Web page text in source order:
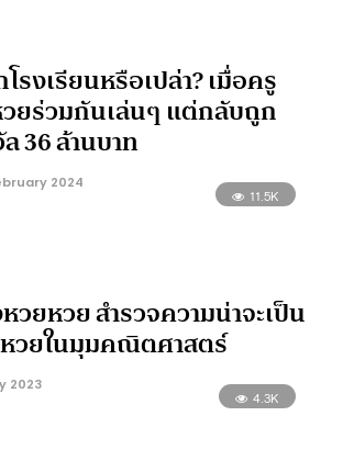
รงเรียนหรือเปล่า? เมื่อครู
ยร่วมกันเล่นๆ แต่กลับถูก
36 ล้านบาท
2024
11.5K
วยหวย สำรวจความน่าจะเป็น
วยในมุมคณิตศาสตร์
2023
4.3K